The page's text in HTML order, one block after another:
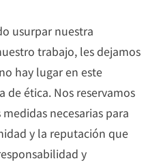
usurpar nuestra
trabajo, les dejamos
hay lugar en este
ética. Nos reservamos
necesarias para
y la reputación que
y